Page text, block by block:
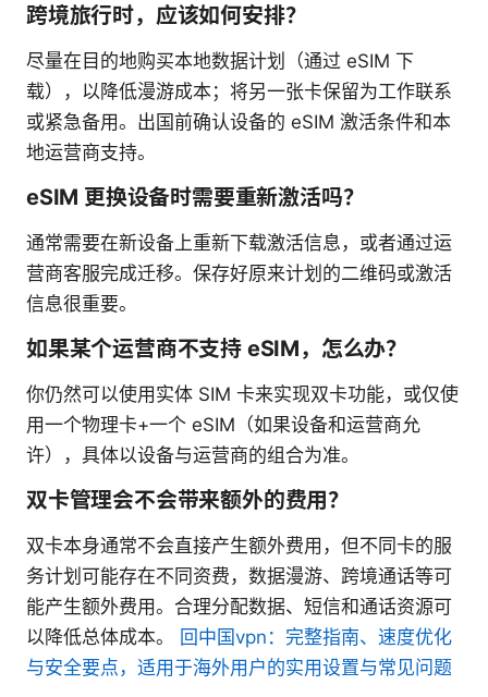
跨境旅行时，应该如何安排？
尽量在目的地购买本地数据计划（通过 eSIM 下
载），以降低漫游成本；将另一张卡保留为工作联系
或紧急备用。出国前确认设备的 eSIM 激活条件和本
地运营商支持。
eSIM 更换设备时需要重新激活吗？
通常需要在新设备上重新下载激活信息，或者通过运
营商客服完成迁移。保存好原来计划的二维码或激活
信息很重要。
如果某个运营商不支持 eSIM，怎么办？
你仍然可以使用实体 SIM 卡来实现双卡功能，或仅使
用一个物理卡+一个 eSIM（如果设备和运营商允
许），具体以设备与运营商的组合为准。
双卡管理会不会带来额外的费用？
双卡本身通常不会直接产生额外费用，但不同卡的服
务计划可能存在不同资费，数据漫游、跨境通话等可
能产生额外费用。合理分配数据、短信和通话资源可
以降低总体成本。 回中国vpn：完整指南、速度优化
与安全要点，适用于海外用户的实用设置与常见问题